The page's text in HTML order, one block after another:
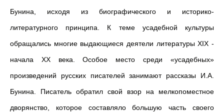
Бунина, исходя из биографического и историко-
литературного принципа. К теме усадебной культуры
обращались многие выдающиеся деятели литературы XIX -
начала XX века. Особое место среди «усадебных»
произведений русских писателей занимают рассказы И.А.
Бунина. Писатель обратил свой взор на мелкопоместное
дворянство, которое составляло большую часть своего